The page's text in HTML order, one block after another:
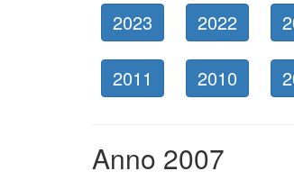
2023 2022
2011 2010
Anno 2007